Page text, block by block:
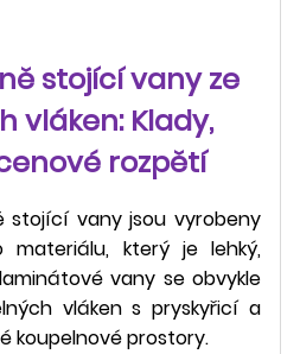
stojící vany ze
vláken: Klady,
rozpětí
stojící vany jsou vyrobeny
materiálu, který je lehký,
vany se obvykle
vláken s pryskyřicí a
koupelnové prostory.